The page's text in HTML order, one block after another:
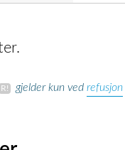
gjelder kun ved refusjon